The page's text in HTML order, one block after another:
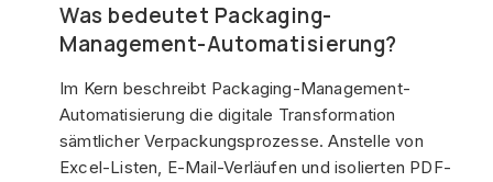
Was bedeutet Packaging-
Management-Automatisierung?
Im Kern beschreibt Packaging-Management-
Automatisierung die digitale Transformation
sämtlicher Verpackungsprozesse. Anstelle von
Excel-Listen, E-Mail-Verläufen und isolierten PDF-